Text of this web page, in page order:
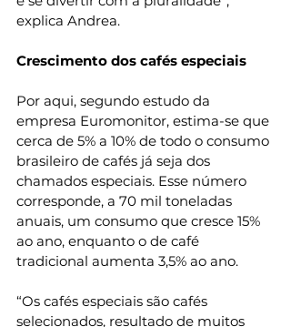
explica Andrea.
Crescimento dos cafés especiais
Por aqui, segundo estudo da
empresa Euromonitor, estima-se que
cerca de 5% a 10% de todo o consumo
brasileiro de cafés já seja dos
chamados especiais. Esse número
corresponde, a 70 mil toneladas
anuais, um consumo que cresce 15%
ao ano, enquanto o de café
tradicional aumenta 3,5% ao ano.
“Os cafés especiais são cafés
selecionados, resultado de muitos